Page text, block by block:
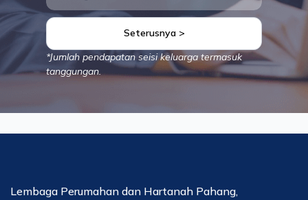
Seterusnya >
*Jumlah pendapatan seisi keluarga termasuk
tanggungan.
Lembaga Perumahan dan Hartanah Pahang,